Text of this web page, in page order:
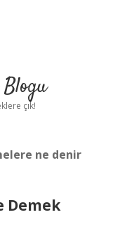
çık!
ne denir
Demek